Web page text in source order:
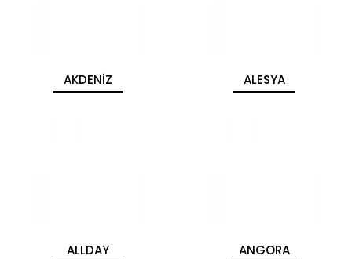
AKDENİZ ALESYA
ALLDAY ANGORA